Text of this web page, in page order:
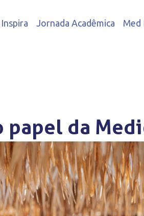
Jornada Acadêmica Med
papel da